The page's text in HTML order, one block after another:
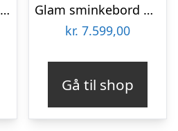
MAMO Sminkebord med spejl – 105x35cm Marineblå
Glam sminkebord med skammel, guldfarvede kanter, 120x40x75, 36×39 cm
kr. 7.599,00
Gå til shop